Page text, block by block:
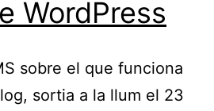
WordPress
sobre el que funciona
sortia a la llum el 23